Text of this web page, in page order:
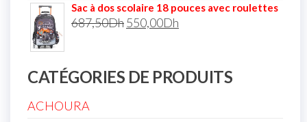
Sac à dos scolaire 18 pouces avec roulettes
687,50Dh550,00Dh
CATÉGORIES DE PRODUITS
ACHOURA